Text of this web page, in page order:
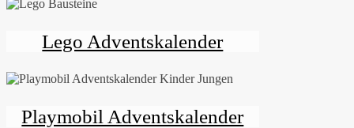
Lego Adventskalender
Playmobil Adventskalender